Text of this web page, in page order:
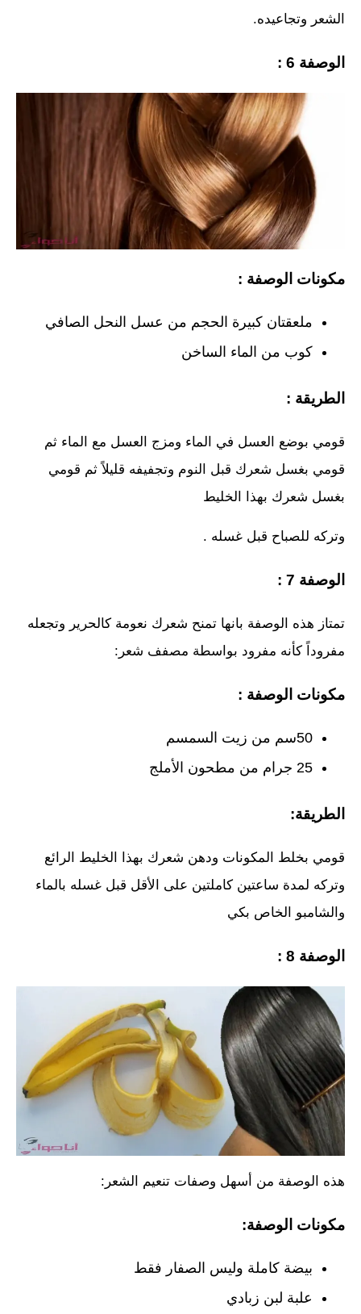
الشعر وتجاعيده.
الوصفة 6 :
مكونات الوصفة :
ملعقتان كبيرة الحجم من عسل النحل الصافي
كوب من الماء الساخن
الطريقة :
قومي بوضع العسل في الماء ومزج العسل مع الماء ثم
قومي بغسل شعرك قبل النوم وتجفيفه قليلاً ثم قومي
بغسل شعرك بهذا الخليط
وتركه للصباح قبل غسله .
الوصفة 7 :
تمتاز هذه الوصفة بانها تمنح شعرك نعومة كالحرير وتجعله
مفروداً كأنه مفرود بواسطة مصفف شعر:
مكونات الوصفة :
50سم من زيت السمسم
25 جرام من مطحون الأملج
الطريقة:
قومي بخلط المكونات ودهن شعرك بهذا الخليط الرائع
وتركه لمدة ساعتين كاملتين على الأقل قبل غسله بالماء
والشامبو الخاص بكي
الوصفة 8 :
هذه الوصفة من أسهل وصفات تنعيم الشعر:
مكونات الوصفة:
بيضة كاملة وليس الصفار فقط
علبة لبن زبادي